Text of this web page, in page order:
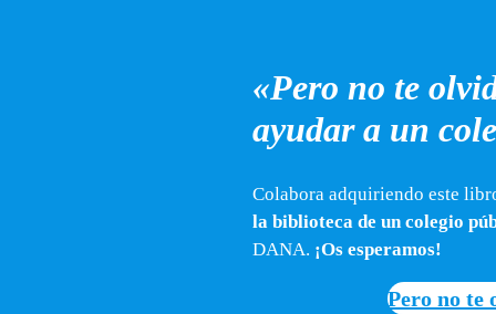
«Pero no te
ayudar a un
Colabora adquiriendo este
la biblioteca de un colegio
DANA. ¡Os esperamos!
Pero no